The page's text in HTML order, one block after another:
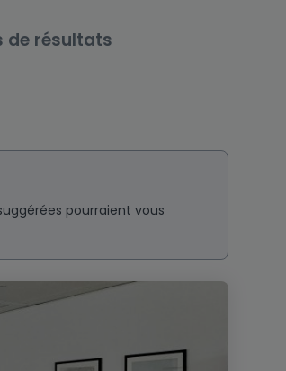
de résultats
pourraient vous